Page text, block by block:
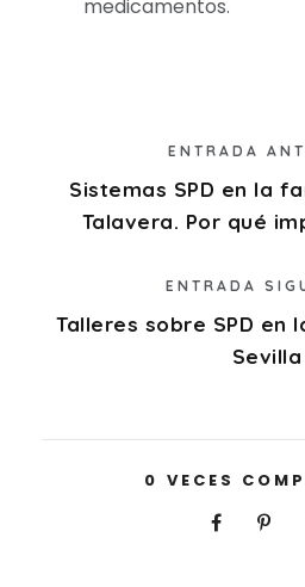
medicamentos.
ENTRADA
Sistemas SPD en la
Talavera. Por qué
ENTRADA
Talleres sobre SPD en
Sevilla
0 VECES